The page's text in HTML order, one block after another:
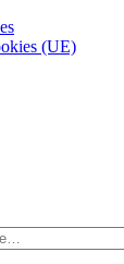
(UE)